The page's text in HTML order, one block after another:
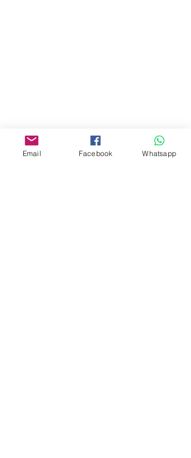
Mall,Nathan Road 534-538,
Yau Ma Tei, Hong Kong.
Email Facebook Whatsapp